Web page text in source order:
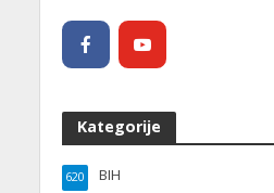
Kategorije
BIH
620